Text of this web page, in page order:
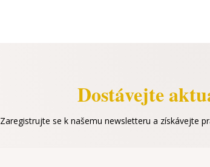
Dostávejte
Zaregistrujte se k našemu newsletteru a získávejte